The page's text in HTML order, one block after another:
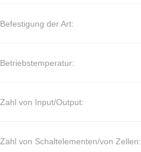
Befestigung der Art:
Betriebstemperatur:
Zahl von Input/Output:
Zahl von Schaltelementen/von Zellen: